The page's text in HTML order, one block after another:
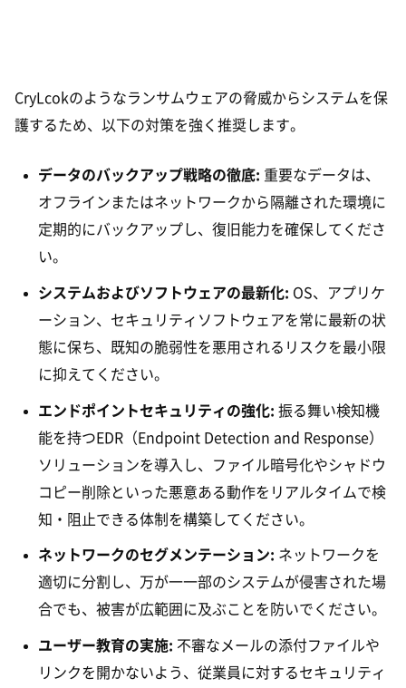
CryLcokのようなランサムウェアの脅威からシステムを保
護するため、以下の対策を強く推奨します。
データのバックアップ戦略の徹底: 重要なデータは、
オフラインまたはネットワークから隔離された環境に
定期的にバックアップし、復旧能力を確保してくださ
い。
システムおよびソフトウェアの最新化: OS、アプリケ
ーション、セキュリティソフトウェアを常に最新の状
態に保ち、既知の脆弱性を悪用されるリスクを最小限
に抑えてください。
エンドポイントセキュリティの強化: 振る舞い検知機
能を持つEDR（Endpoint Detection and Response）
ソリューションを導入し、ファイル暗号化やシャドウ
コピー削除といった悪意ある動作をリアルタイムで検
知・阻止できる体制を構築してください。
ネットワークのセグメンテーション: ネットワークを
適切に分割し、万が一一部のシステムが侵害された場
合でも、被害が広範囲に及ぶことを防いでください。
ユーザー教育の実施: 不審なメールの添付ファイルや
リンクを開かないよう、従業員に対するセキュリティ